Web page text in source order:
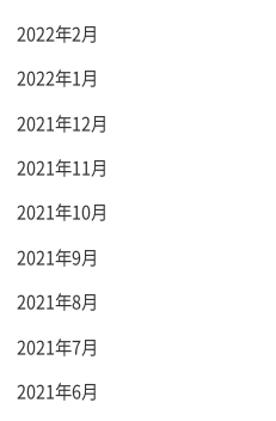
2022年2月
2022年1月
2021年12月
2021年11月
2021年10月
2021年9月
2021年8月
2021年7月
2021年6月